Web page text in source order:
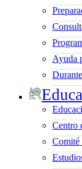
Ayuda
Centro
Comité